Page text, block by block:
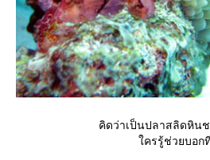
คิดว่าเป็นปลาสลิดหิน
ครรู้ช่วยบอกที